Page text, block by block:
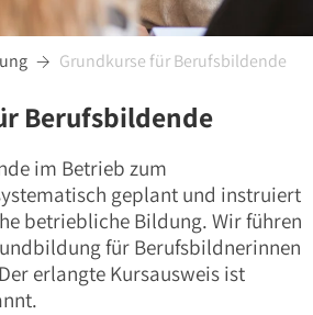
 Grundkurse für Berufsbildende
Berufsbildende
im Betrieb zum
geplant und instruiert
betriebliche Bildung. Wir führen
für Berufsbildnerinnen
erlangte Kursausweis ist